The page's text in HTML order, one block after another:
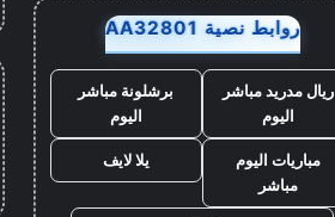
روابط نصية AA32801
ريال مدريد مباشر
اليوم
برشلونة مباشر
اليوم
مباريات اليوم
مباشر
يلا لايف